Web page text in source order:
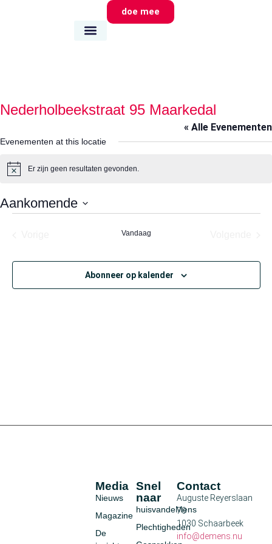
doe mee
Nederholbeekstraat 95 Maarkedal
« Alle Evenementen
Evenementen at this locatie
BerichtEr zijn geen resultaten gevonden.
Aankomende
Selecteer
Vandaag
Abonneer op kalender
Snel
naar
huisvandeMens
Plechtigheden
Media
Nieuws
Magazine
De
Contact
Auguste Reyerslaan
70
1030 Schaarbeek
info@demens.nu